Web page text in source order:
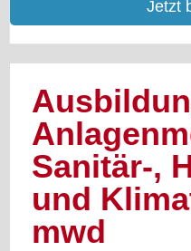
Jetzt
Sanitär-,
und
mwd